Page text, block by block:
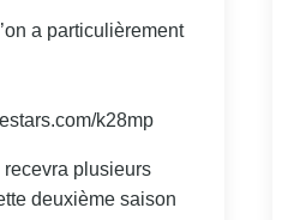
a particulièrement
k28mp
recevra plusieurs
deuxième saison